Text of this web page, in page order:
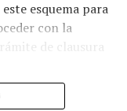
esquema para
con la
de clausura
de los